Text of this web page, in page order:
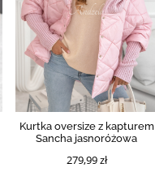
Kurtka oversize z kapturem
Sancha jasnoróżowa
279,99 zł